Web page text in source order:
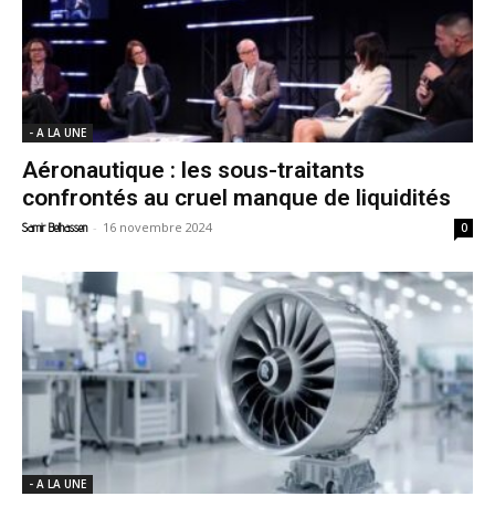
- A LA UNE
Aéronautique : les sous-traitants
confrontés au cruel manque de liquidités
Samir Belhassen - 16 novembre 2024 0
- A LA UNE